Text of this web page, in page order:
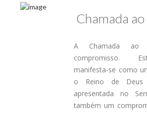
Chamada
A Chamada ao
compromisso.
manifesta-se como
o Reino de
apresentada no
também um